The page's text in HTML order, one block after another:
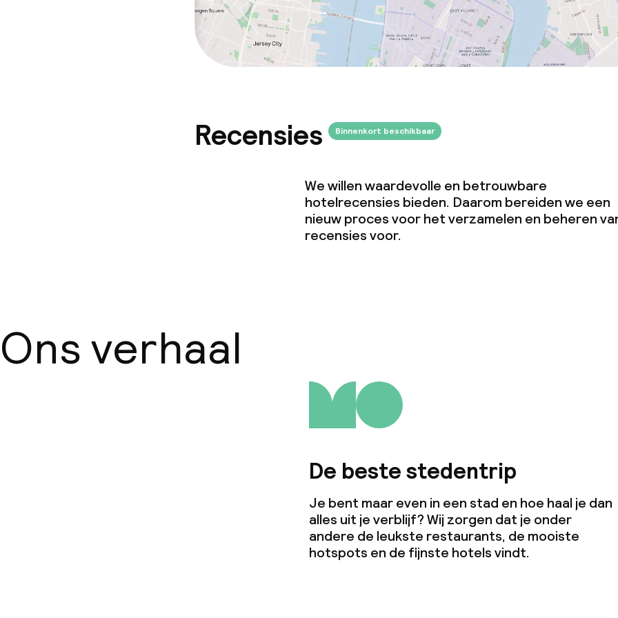
Overal rookvrij
Recensies Binnenkort beschikbaar
We willen waardevolle en betrouwbare
hotelrecensies bieden. Daarom bereiden we een
nieuw proces voor het verzamelen en beheren
recensies voor.
Ons verhaal
De beste stedentrip
Je bent maar even in een stad en hoe haal je dan
alles uit je verblijf? Wij zorgen dat je onder
andere de leukste restaurants, de mooiste
hotspots en de fijnste hotels vindt.